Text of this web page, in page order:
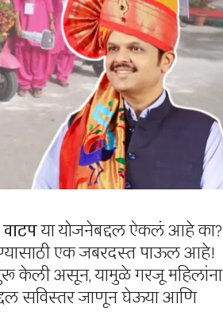
वाटपया योजनेबद्दल ऐकलं आहे का?
एक जबरदस्त पाऊल आहे!
सुरू केली असून, यामुळे गरजू महिलांना
सविस्तर जाणून घेऊया आणि